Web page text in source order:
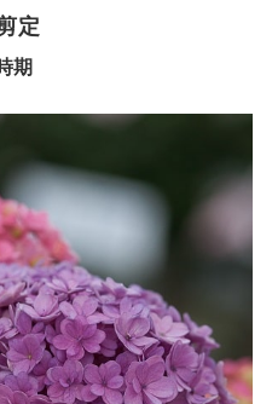
定
期